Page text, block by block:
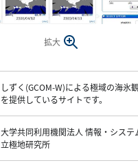
拡大
しずく(GCOM-W)による極域の海氷
を提供しているサイトです。
大学共同利用機関法人 情報・システ
立極地研究所